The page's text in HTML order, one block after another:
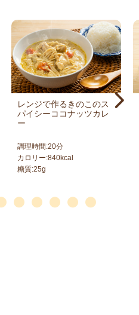
レンジで作るきのこのス
パイシーココナッツカレ
ー
調理時間:20分
カロリー:840kcal
糖質:25g